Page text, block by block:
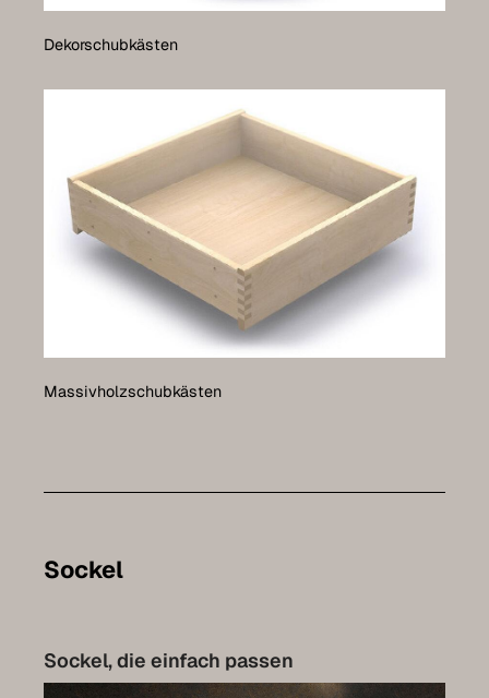
Dekorschubkästen
Massivholzschubkästen
Sockel
Sockel, die einfach passen